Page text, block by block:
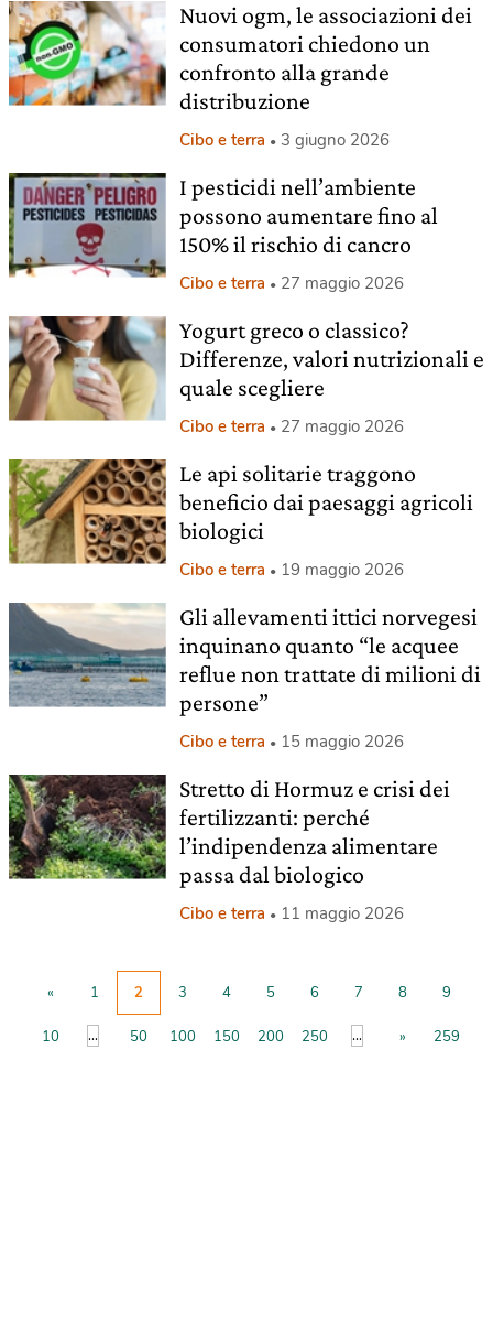
Nuovi ogm, le associazioni dei
consumatori chiedono un
confronto alla grande
distribuzione
Cibo e terra 3 giugno 2026
I pesticidi nell’ambiente
possono aumentare fino al
150% il rischio di cancro
Cibo e terra 27 maggio 2026
Yogurt greco o classico?
Differenze, valori nutrizionali e
quale scegliere
Cibo e terra 27 maggio 2026
Le api solitarie traggono
beneficio dai paesaggi agricoli
biologici
Cibo e terra 19 maggio 2026
Gli allevamenti ittici norvegesi
inquinano quanto “le acquee
reflue non trattate di milioni di
persone”
Cibo e terra 15 maggio 2026
Stretto di Hormuz e crisi dei
fertilizzanti: perché
l’indipendenza alimentare
passa dal biologico
Cibo e terra 11 maggio 2026
« 1 2 3 4 5 6 7 8 9
10 ... 50 100 150 200 250 ... » 259